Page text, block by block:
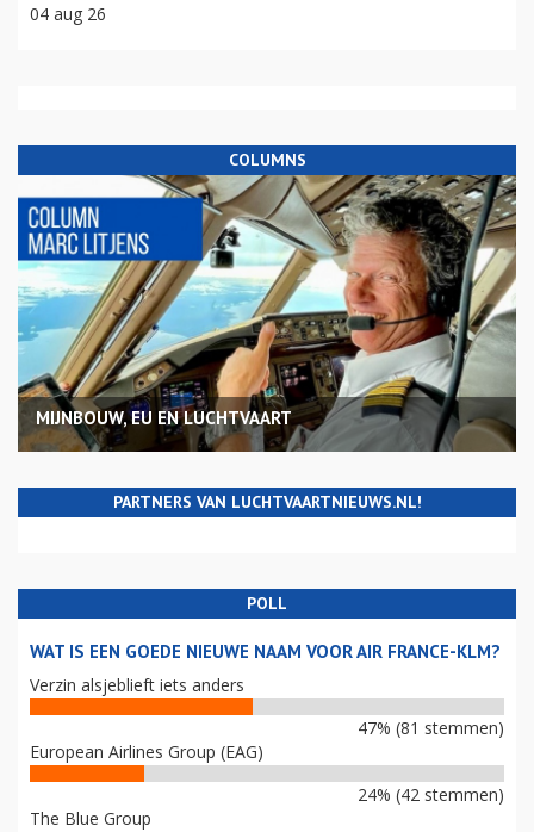
04 aug 26
COLUMNS
MIJNBOUW, EU EN LUCHTVAART
PARTNERS VAN LUCHTVAARTNIEUWS.NL!
POLL
WAT IS EEN GOEDE NIEUWE NAAM VOOR AIR FRANCE-KLM?
Verzin alsjeblieft iets anders
47% (81 stemmen)
European Airlines Group (EAG)
24% (42 stemmen)
The Blue Group